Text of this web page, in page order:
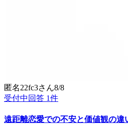
匿名22fc3さん8/8
受付中 回答 1件
遠距離恋愛での不安と価値観の違